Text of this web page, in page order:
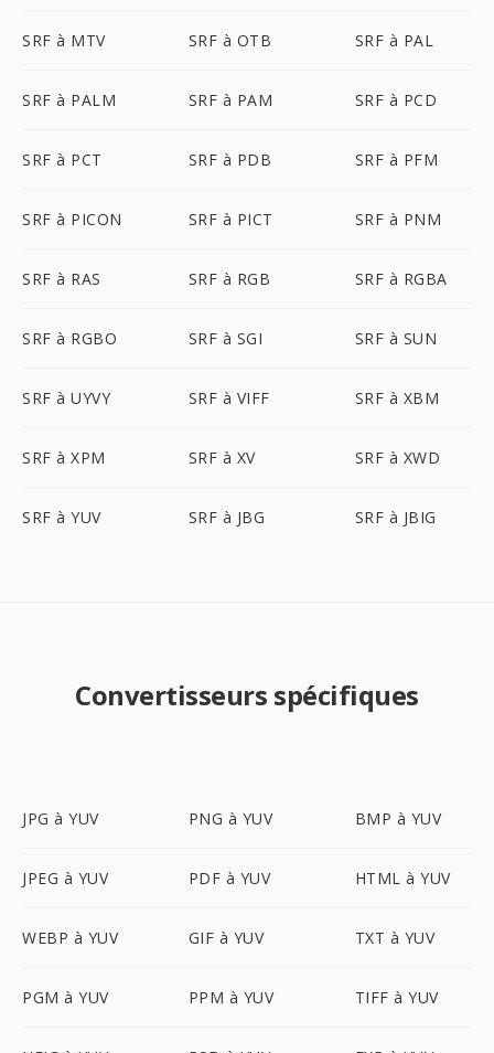
SRF à MTV SRF à OTB SRF à PAL
SRF à PALM SRF à PAM SRF à PCD
SRF à PCT SRF à PDB SRF à PFM
SRF à PICON SRF à PICT SRF à PNM
SRF à RAS SRF à RGB SRF à RGBA
SRF à RGBO SRF à SGI SRF à SUN
SRF à UYVY SRF à VIFF SRF à XBM
SRF à XPM SRF à XV SRF à XWD
SRF à YUV SRF à JBG SRF à JBIG
Convertisseurs spécifiques
JPG à YUV PNG à YUV BMP à YUV
JPEG à YUV PDF à YUV HTML à YUV
WEBP à YUV GIF à YUV TXT à YUV
PGM à YUV PPM à YUV TIFF à YUV